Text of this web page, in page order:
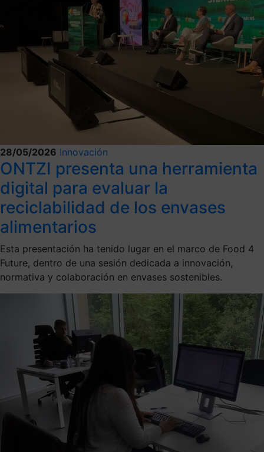
28/05/2026 Innovación
ONTZI presenta una herramienta
digital para evaluar la
reciclabilidad de los envases
alimentarios
Esta presentación ha tenido lugar en el marco de Food 4
Future, dentro de una sesión dedicada a innovación,
normativa y colaboración en envases sostenibles.